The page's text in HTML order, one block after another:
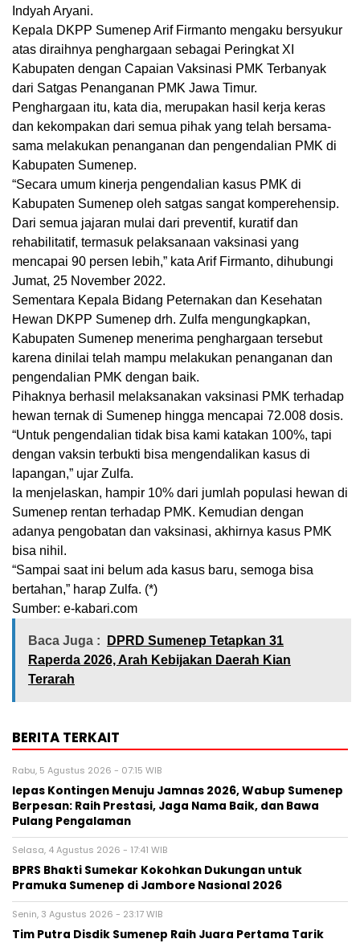
Indyah Aryani.
Kepala DKPP Sumenep Arif Firmanto mengaku bersyukur
atas diraihnya penghargaan sebagai Peringkat XI
Kabupaten dengan Capaian Vaksinasi PMK Terbanyak
dari Satgas Penanganan PMK Jawa Timur.
Penghargaan itu, kata dia, merupakan hasil kerja keras
dan kekompakan dari semua pihak yang telah bersama-
sama melakukan penanganan dan pengendalian PMK di
Kabupaten Sumenep.
“Secara umum kinerja pengendalian kasus PMK di
Kabupaten Sumenep oleh satgas sangat komperehensip.
Dari semua jajaran mulai dari preventif, kuratif dan
rehabilitatif, termasuk pelaksanaan vaksinasi yang
mencapai 90 persen lebih,” kata Arif Firmanto, dihubungi
Jumat, 25 November 2022.
Sementara Kepala Bidang Peternakan dan Kesehatan
Hewan DKPP Sumenep drh. Zulfa mengungkapkan,
Kabupaten Sumenep menerima penghargaan tersebut
karena dinilai telah mampu melakukan penanganan dan
pengendalian PMK dengan baik.
Pihaknya berhasil melaksanakan vaksinasi PMK terhadap
hewan ternak di Sumenep hingga mencapai 72.008 dosis.
“Untuk pengendalian tidak bisa kami katakan 100%, tapi
dengan vaksin terbukti bisa mengendalikan kasus di
lapangan,” ujar Zulfa.
Ia menjelaskan, hampir 10% dari jumlah populasi hewan di
Sumenep rentan terhadap PMK. Kemudian dengan
adanya pengobatan dan vaksinasi, akhirnya kasus PMK
bisa nihil.
“Sampai saat ini belum ada kasus baru, semoga bisa
bertahan,” harap Zulfa. (*)
Sumber: e-kabari.com
Baca Juga :
DPRD Sumenep Tetapkan 31
Raperda 2026, Arah Kebijakan Daerah Kian
Terarah
BERITA TERKAIT
Rabu, 5 Agustus 2026 - 07:15 WIB
lepas Kontingen Menuju Jamnas 2026, Wabup Sumenep
Berpesan: Raih Prestasi, Jaga Nama Baik, dan Bawa
Pulang Pengalaman
Selasa, 4 Agustus 2026 - 17:41 WIB
BPRS Bhakti Sumekar Kokohkan Dukungan untuk
Pramuka Sumenep di Jambore Nasional 2026
Senin, 3 Agustus 2026 - 23:17 WIB
Tim Putra Disdik Sumenep Raih Juara Pertama Tarik